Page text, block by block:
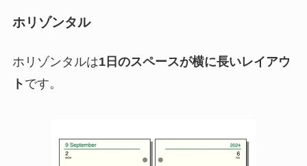
ホリゾンタル
ホリゾンタルは1日のスペースが横に長いレイアウ
ト です。